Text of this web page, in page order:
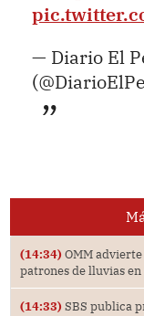
— Diario El
(14:34) OMM
patrones de lluvias
(14:33) SBS publica